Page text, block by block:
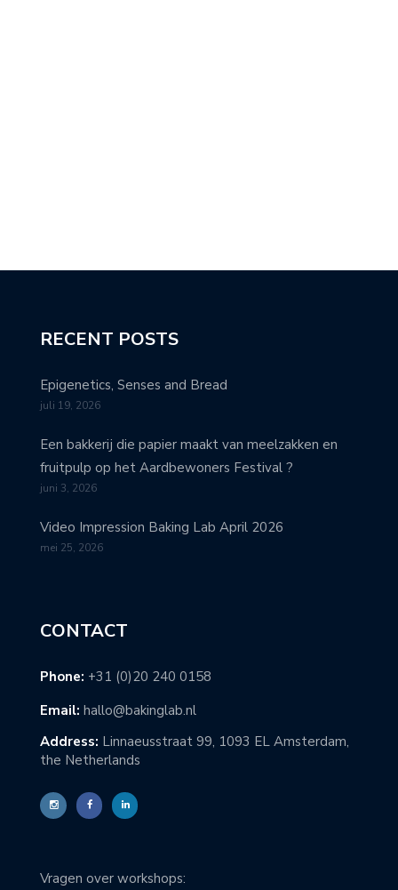
RECENT POSTS
Epigenetics, Senses and Bread
juli 19, 2026
Een bakkerij die papier maakt van meelzakken en
fruitpulp op het Aardbewoners Festival ?
juni 3, 2026
Video Impression Baking Lab April 2026
mei 25, 2026
CONTACT
Phone: +31 (0)20 240 0158
Email: hallo@bakinglab.nl
Address: Linnaeusstraat 99, 1093 EL Amsterdam,
the Netherlands
Vragen over workshops: